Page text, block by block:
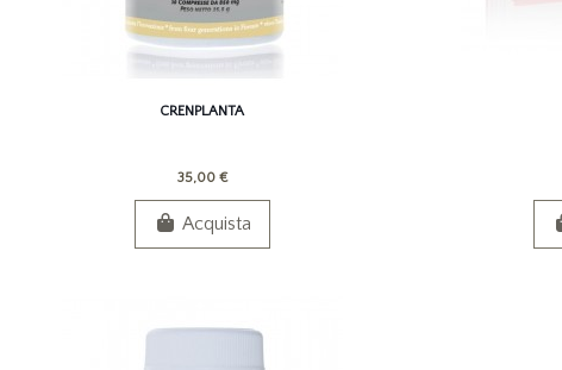
CRENPLANTA
35,00 €
Acquista